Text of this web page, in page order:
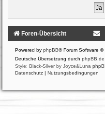
Foren-Übersicht
Powered by phpBB® Forum Software ©
Deutsche Übersetzung durch phpBB.de
Style: Black-Silver by Joyce&Luna
Datenschutz | Nutzungsbedingungen